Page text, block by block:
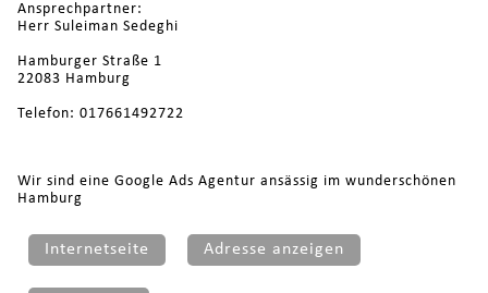
Ansprechpartner:
Herr Suleiman Sedeghi
Hamburger Straße 1
22083 Hamburg
Telefon: 017661492722
Wir sind eine Google Ads Agentur ansässig im wunderschönen
Hamburg
Internetseite Adresse anzeigen